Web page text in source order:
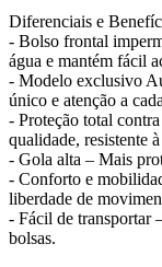
Diferenciais e
- Bolso frontal
água e mantém fácil
- Modelo exclusivo
único e atenção a
- Proteção total
qualidade, resistente
- Gola alta – Mais
- Conforto e
liberdade de
- Fácil de transportar
bolsas.